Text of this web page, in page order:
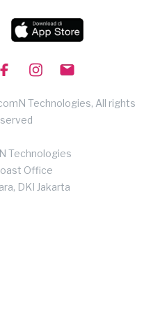
Technologies, All rights
Technologies
Office
DKI Jakarta